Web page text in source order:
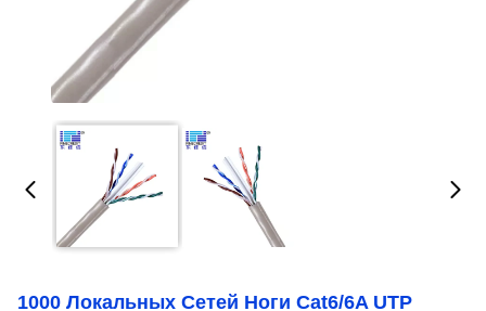
1000 Локальных Сетей Ноги Cat6/6A UTP